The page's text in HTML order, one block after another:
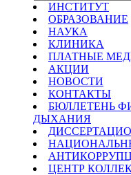
ИНСТИТУТ
ОБРАЗОВАНИЕ
НАУКА
КЛИНИКА
ПЛАТНЫЕ
АКЦИИ
НОВОСТИ
КОНТАКТЫ
БЮЛЛЕТЕНЬ
ДЫХАНИЯ
ЦЕНТР